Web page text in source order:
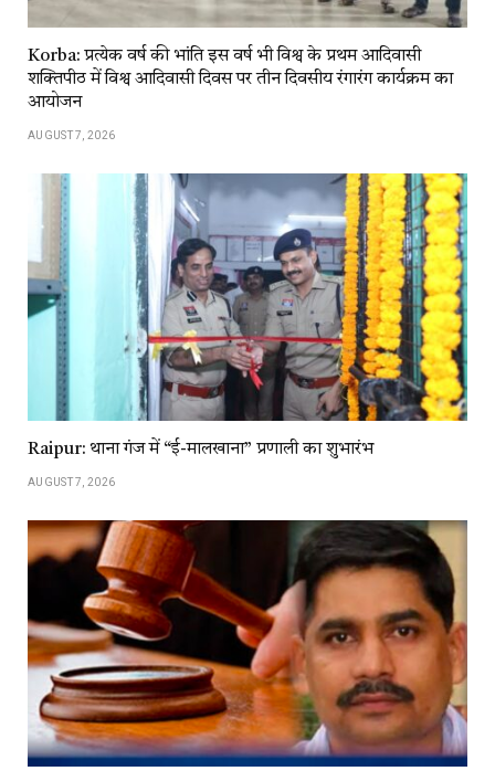
Korba: प्रत्येक वर्ष की भांति इस वर्ष भी विश्व के प्रथम आदिवासी
शक्तिपीठ में विश्व आदिवासी दिवस पर तीन दिवसीय रंगारंग कार्यक्रम का
आयोजन
AUGUST 7, 2026
Raipur: थाना गंज में “ई-मालखाना” प्रणाली का शुभारंभ
AUGUST 7, 2026